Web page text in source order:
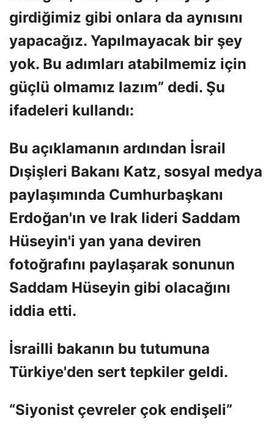
girdiğimiz gibi onlara da aynısını
yapacağız. Yapılmayacak bir şey
yok. Bu adımları atabilmemiz için
güçlü olmamız lazım” dedi. Şu
ifadeleri kullandı:
Bu açıklamanın ardından İsrail
Dışişleri Bakanı Katz, sosyal medya
paylaşımında Cumhurbaşkanı
Erdoğan'ın ve Irak lideri Saddam
Hüseyin'i yan yana deviren
fotoğrafını paylaşarak sonunun
Saddam Hüseyin gibi olacağını
iddia etti.
İsrailli bakanın bu tutumuna
Türkiye'den sert tepkiler geldi.
“Siyonist çevreler çok endişeli”